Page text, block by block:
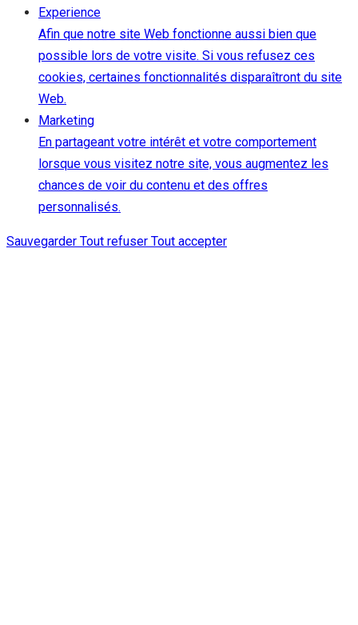
Experience
Afin que notre site Web fonctionne aussi bien que
possible lors de votre visite. Si vous refusez ces
cookies, certaines fonctionnalités disparaîtront du site
Web.
Marketing
En partageant votre intérêt et votre comportement
lorsque vous visitez notre site, vous augmentez les
chances de voir du contenu et des offres
personnalisés.
Sauvegarder Tout refuser Tout accepter